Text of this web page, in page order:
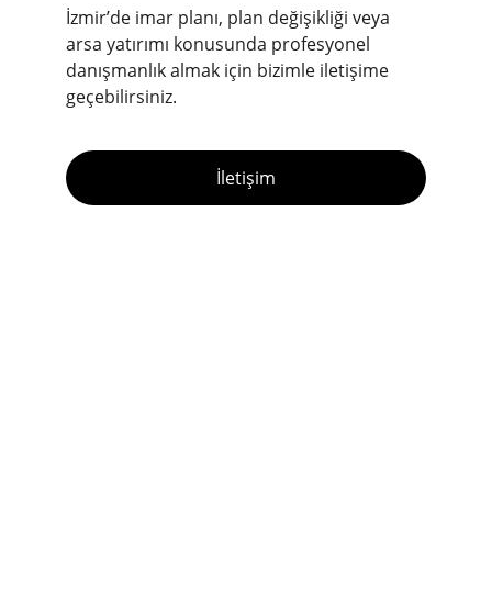
İzmir’de imar planı, plan değişikliği veya
arsa yatırımı konusunda profesyonel
danışmanlık almak için bizimle iletişime
geçebilirsiniz.
İletişim